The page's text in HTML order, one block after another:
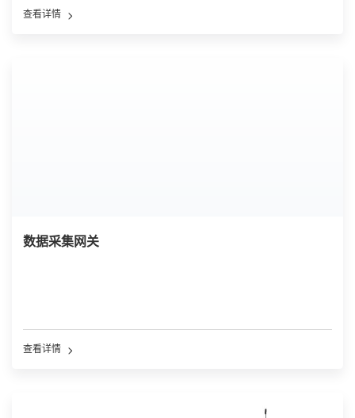
处理、远距离稳定传输。
查看详情
数据采集网关
查看详情